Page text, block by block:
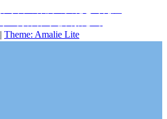
| Theme: Amalie Lite